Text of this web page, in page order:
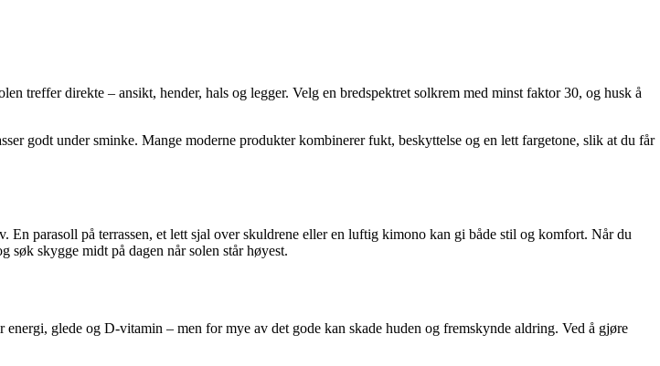
treffer direkte – ansikt, hender, hals og legger. Velg en bredspektret solkrem med minst faktor 30, og husk å
godt under sminke. Mange moderne produkter kombinerer fukt, beskyttelse og en lett fargetone, slik at du får
parasoll på terrassen, et lett sjal over skuldrene eller en luftig kimono kan gi både stil og komfort. Når du
søk skygge midt på dagen når solen står høyest.
glede og D-vitamin – men for mye av det gode kan skade huden og fremskynde aldring. Ved å gjøre